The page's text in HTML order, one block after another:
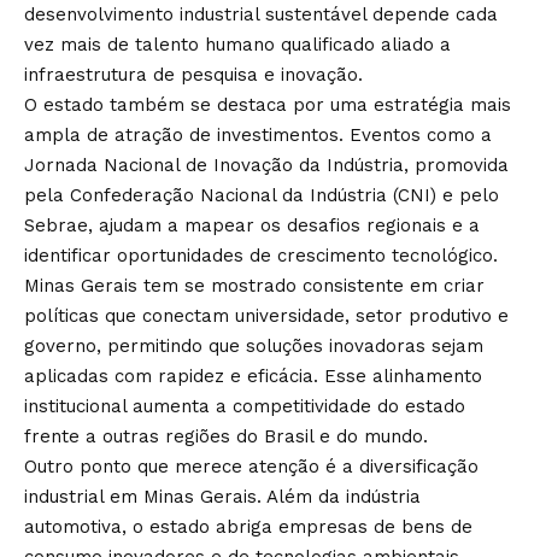
desenvolvimento industrial sustentável depende cada
vez mais de talento humano qualificado aliado a
infraestrutura de pesquisa e inovação.
O estado também se destaca por uma estratégia mais
ampla de atração de investimentos. Eventos como a
Jornada Nacional de Inovação da Indústria, promovida
pela Confederação Nacional da Indústria (CNI) e pelo
Sebrae, ajudam a mapear os desafios regionais e a
identificar oportunidades de crescimento tecnológico.
Minas Gerais tem se mostrado consistente em criar
políticas que conectam universidade, setor produtivo e
governo, permitindo que soluções inovadoras sejam
aplicadas com rapidez e eficácia. Esse alinhamento
institucional aumenta a competitividade do estado
frente a outras regiões do Brasil e do mundo.
Outro ponto que merece atenção é a diversificação
industrial em Minas Gerais. Além da indústria
automotiva, o estado abriga empresas de bens de